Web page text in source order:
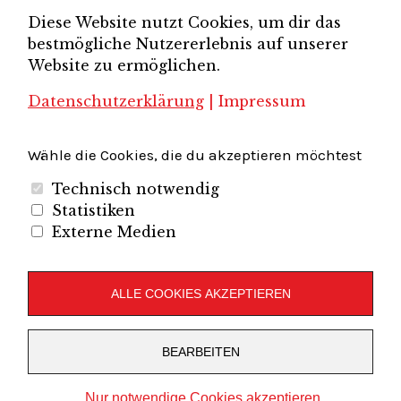
Brandenburg-Berlin e.V.
Unternehmerverband Sachsen e.V. Unternehmervereinigung Uckermark
Unternehmervereinigung Uckermark e.V.
Wirtschaftshof Spandau e.V. Volkswirtschaftlicher Dialog
Unternehmerverband Brandenburg-Berlin e.V.
Folgen Sie uns auf
LinkedInInstagram
Slideshare
Youtube
Stolz präsentiert vonWordPress
Diese Website nutzt Cookies, um dir das
bestmögliche Nutzererlebnis auf unserer
Website zu ermöglichen.
Datenschutzerklärung
Impressum
Wähle die Cookies, die du akzeptieren möchtest
Technisch notwendig
Statistiken
Externe Medien
ALLE COOKIES AKZEPTIEREN
BEARBEITEN
Nur notwendige Cookies akzeptieren